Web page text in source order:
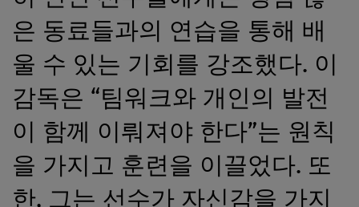
은 동료들과의 연습을 통해 배
울 수 있는 기회를 강조했다. 이
감독은 “팀워크와 개인의 발전
이 함께 이뤄져야 한다”는 원칙
을 가지고 훈련을 이끌었다. 또
한, 그는 선수가 자신감을 가지